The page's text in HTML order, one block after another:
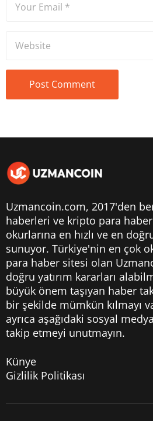
Uzmancoin.com, 2017'den
haberleri ve kripto para
okurlarına en hızlı ve en
sunuyor. Türkiye'nin en çok
para haber sitesi olan
doğru yatırım kararları
büyük önem taşıyan haber
bir şekilde mümkün kılmayı
ayrıca aşağıdaki sosyal
takip etmeyi unutmayın.
Künye
Gizlilik Politikası